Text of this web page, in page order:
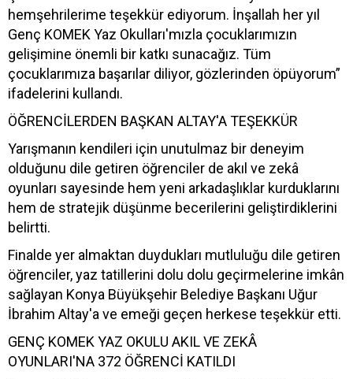
hemşehrilerime teşekkür ediyorum. İnşallah her yıl
Genç KOMEK Yaz Okulları'mızla çocuklarımızın
gelişimine önemli bir katkı sunacağız. Tüm
çocuklarımıza başarılar diliyor, gözlerinden öpüyorum”
ifadelerini kullandı.
ÖĞRENCİLERDEN BAŞKAN ALTAY'A TEŞEKKÜR
Yarışmanın kendileri için unutulmaz bir deneyim
olduğunu dile getiren öğrenciler de akıl ve zekâ
oyunları sayesinde hem yeni arkadaşlıklar kurduklarını
hem de stratejik düşünme becerilerini geliştirdiklerini
belirtti.
Finalde yer almaktan duydukları mutluluğu dile getiren
öğrenciler, yaz tatillerini dolu dolu geçirmelerine imkân
sağlayan Konya Büyükşehir Belediye Başkanı Uğur
İbrahim Altay'a ve emeği geçen herkese teşekkür etti.
GENÇ KOMEK YAZ OKULU AKIL VE ZEKÂ
OYUNLARI'NA 372 ÖĞRENCİ KATILDI